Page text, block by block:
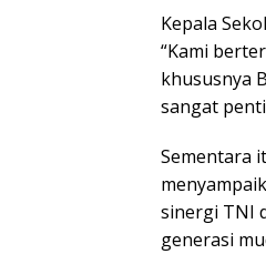
Kepala
“Kami
khususnya
sangat
Sementara
sinergi TNI
generasi